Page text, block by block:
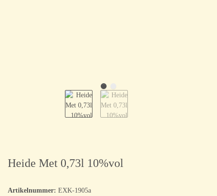
Heide Met 0,73l 10%vol
Artikelnummer: EXK-1905a